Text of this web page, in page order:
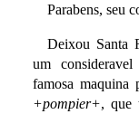
Parabens, seu
Deixou Santa
um
famosa maquina
+pompier+, que